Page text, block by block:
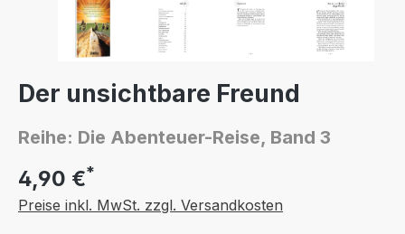
Der unsichtbare Freund
Reihe: Die Abenteuer-Reise, Band 3
4,90 €*
Preise inkl. MwSt. zzgl. Versandkosten